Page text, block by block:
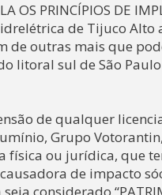
OS PRINCÍPIOS DE
de Tijuco
de outras mais que
litoral sul de São
de qualquer
Grupo
física ou jurídica, que
de impacto